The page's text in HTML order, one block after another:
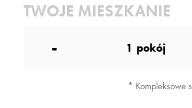
TWOJE MIESZKANIE
- 1 pokój
* Kompleksowe